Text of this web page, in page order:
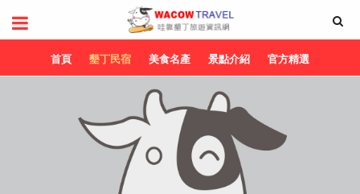
首頁 墾丁民宿 美食名產 景點介紹 官方精選